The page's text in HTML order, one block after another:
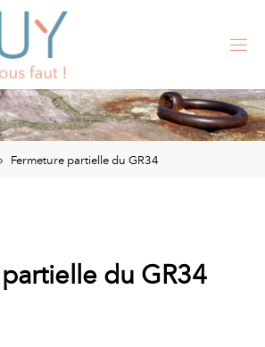
RQ
UY
, SI
C
EL
Fermeture partielle du GR34
du GR34